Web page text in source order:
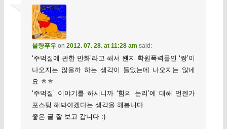
불량푸우on 2012. 07. 28. at 11:28 am said:
‘주먹질에 관한 만화’라고 해서 왠지 학원폭력물인 ‘짱’이
나오지는 않을까 하는 생각이 들었는데 나오지는 않네
요 ㅎㅎ
‘주먹질’ 이야기를 하시니까 ‘힘의 논리’에 대해 언젠가
포스팅 해봐야겠다는 생각을 해봅니다.
좋은 글 잘 보고 갑니다 :)